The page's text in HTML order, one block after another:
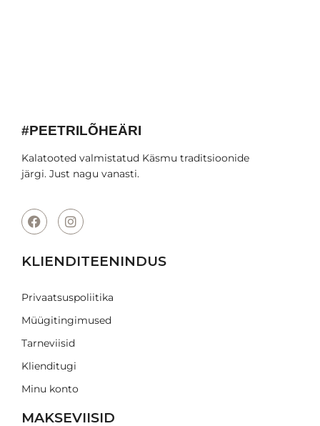
#PEETRILÕHEÄRI
Kalatooted valmistatud Käsmu traditsioonide
järgi. Just nagu vanasti.
KLIENDITEENINDUS
Privaatsuspoliitika
Müügitingimused
Tarneviisid
Klienditugi
Minu konto
MAKSEVIISID